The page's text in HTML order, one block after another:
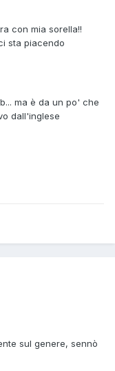
con mia sorella!!
sta piacendo
ma è da un po' che
dall'inglese
sul genere, sennò